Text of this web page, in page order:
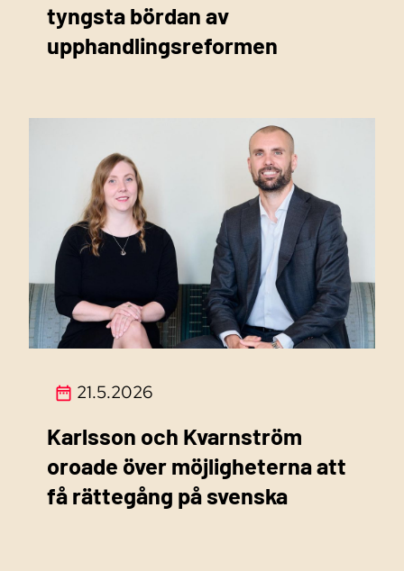
tyngsta bördan av
upphandlingsreformen
21.5.2026
Karlsson och Kvarnström
oroade över möjligheterna att
få rättegång på svenska